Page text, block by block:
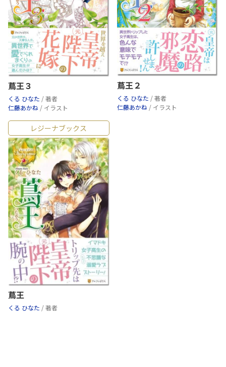
蔦王３
くる ひなた / 著者
仁藤あかね / イラスト
蔦王２
くる ひなた / 著者
仁藤あかね / イラスト
レジーナブックス
蔦王
くる ひなた / 著者